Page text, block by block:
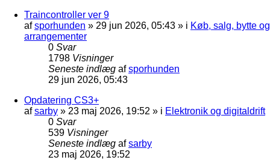
Traincontroller ver 9
afsporhunden » 29 jun 2026, 05:43 » i Køb, salg, bytte og
arrangementer
0 Svar
1798 Visninger
Seneste indlæg afsporhunden
29 jun 2026, 05:43
Opdatering CS3+
afsarby » 23 maj 2026, 19:52 » i Elektronik og digitaldrift
0 Svar
539 Visninger
Seneste indlæg afsarby
23 maj 2026, 19:52